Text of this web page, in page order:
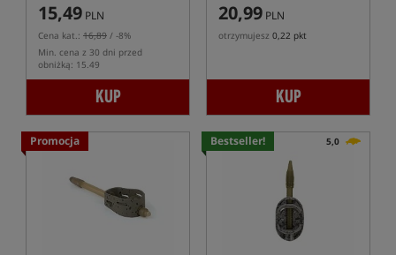
15,49 PLN
Cena kat.: 16,89 / -8%
Min. cena z 30 dni przed
obniżką: 15.49
KUP
20,99 PLN
otrzymujesz 0,22 pkt
KUP
Promocja Bestseller! 5,0